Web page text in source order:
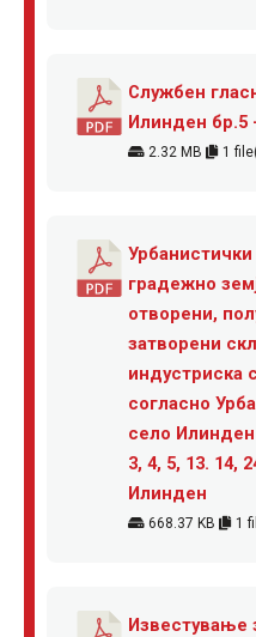
Службен
Илинден бр.5
2.32 MB 1
градежно
отворени,
затворени
индустриска
согласно
село Илинден
3, 4, 5, 13. 14,
Илинден
668.37 KB 1
Известување